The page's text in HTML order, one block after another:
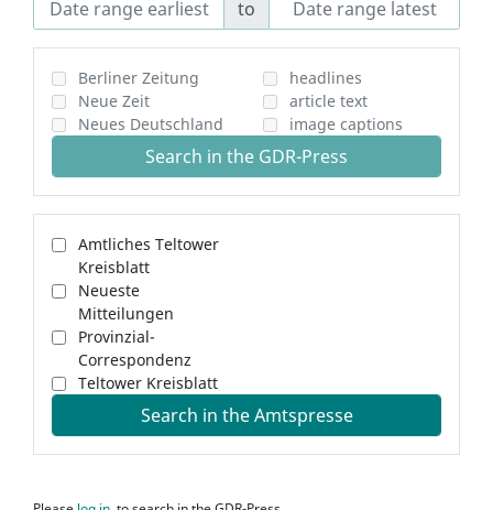
to
Berliner Zeitung
Neue Zeit
Neues Deutschland
headlines
article text
image captions
Search in the GDR-Press
Amtliches Teltower
Kreisblatt
Neueste
Mitteilungen
Provinzial-
Correspondenz
Teltower Kreisblatt
Search in the Amtspresse